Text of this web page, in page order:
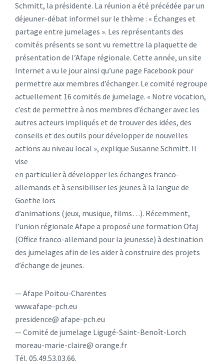
Schmitt, la présidente. La réunion a été précédée par un
déjeuner-débat informel sur le thème : « Échanges et
partage entre jumelages ». Les représentants des
comités présents se sont vu remettre la plaquette de
présentation de l’Afape régionale. Cette année, un site
Internet a vu le jour ainsi qu’une page Facebook pour
permettre aux membres d’échanger. Le comité regroupe
actuellement 16 comités de jumelage. « Notre vocation,
c’est de permettre à nos membres d’échanger avec les
autres acteurs impliqués et de trouver des idées, des
conseils et des outils pour développer de nouvelles
actions au niveau local », explique Susanne Schmitt. Il
vise
en particulier à développer les échanges franco-
allemands et à sensibiliser les jeunes à la langue de
Goethe lors
d’animations (jeux, musique, films…). Récemment,
l’union régionale Afape a proposé une formation Ofaj
(Office franco-allemand pour la jeunesse) à destination
des jumelages afin de les aider à construire des projets
d’échange de jeunes.
— Afape Poitou-Charentes
www.afape-pch.eu
presidence@ afape-pch.eu
— Comité de jumelage Ligugé-Saint-Benoît-Lorch
moreau-marie-claire@ orange.fr
Tél. 05.49.53.03.66.